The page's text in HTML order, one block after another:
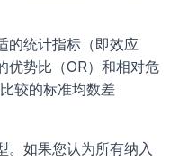
的统计指标（即效应
优势比（OR）和相对危
较的标准均数差
。如果您认为所有纳入